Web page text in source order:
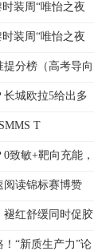
装周“唯怡之夜
装周“唯怡之夜
分榜（高考导向
城欧拉5给出多
T
致敏+靶向充能，
阅读锦标赛博赞
褪红舒缓同时促胶
“新质生产力”论